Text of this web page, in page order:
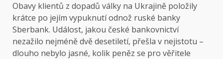
Obavy klientů z dopadů války na Ukrajině položily
krátce po jejím vypuknutí odnož ruské banky
Sberbank. Událost, jakou české bankovnictví
nezažilo nejméně dvě desetiletí, přešla v nejistotu –
dlouho nebylo jasné, kolik peněz se pro věřitele